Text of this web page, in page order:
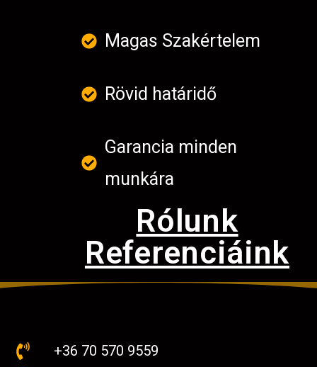
Magas Szakértelem
Rövid határidő
Garancia minden
munkára
Rólunk
Referenciáink
+36 70 570 9559